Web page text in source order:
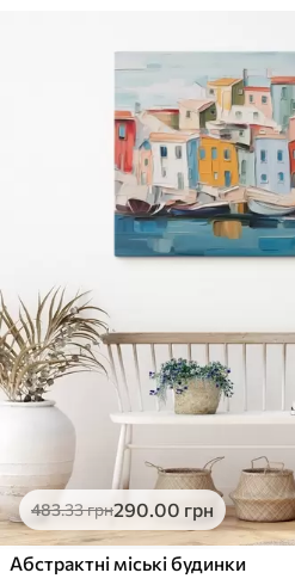
483.33грн290.00 грн
Абстрактні міські будинки